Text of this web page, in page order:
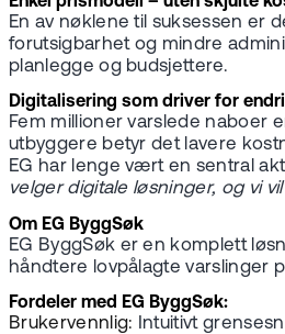
En av nøklene til suksessen er
forutsigbarhet og mindre
planlegge og budsjettere.
Digitalisering som driver for
Fem millioner varslede naboer
utbyggere betyr det lavere
EG har lenge vært en sentral
velger digitale løsninger, og vi
Om EG ByggSøk
EG ByggSøk er en komplett
håndtere lovpålagte varslinger
Fordeler med EG ByggSøk:
Brukervennlig: Intuitivt